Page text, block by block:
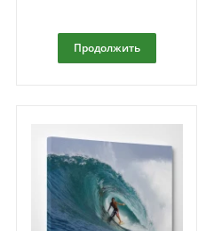
Продолжить